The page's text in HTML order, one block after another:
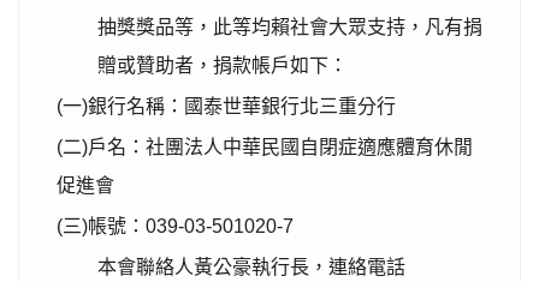
抽獎獎品等，此等均賴社會大眾支持，凡有捐
贈或贊助者，捐款帳戶如下：
(一)銀行名稱：國泰世華銀行北三重分行
(二)戶名：社團法人中華民國自閉症適應體育休閒
促進會
(三)帳號：039-03-501020-7
本會聯絡人黃公豪執行長，連絡電話